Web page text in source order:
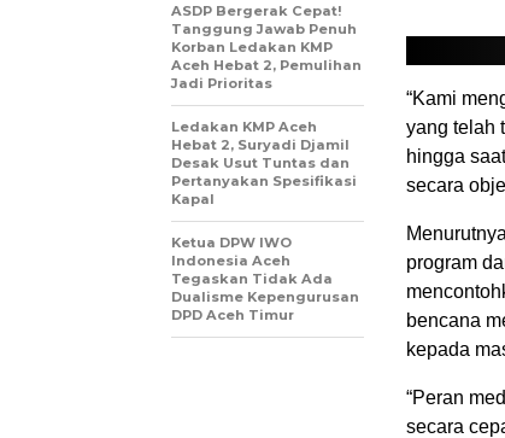
“Kami
yang telah
hingga
secara
program
bencana
kepada
“Peran
secara
ASDP Bergerak Cepat!
Tanggung Jawab Penuh
Korban Ledakan KMP
Aceh Hebat 2, Pemulihan
Jadi Prioritas
Ledakan KMP Aceh
Hebat 2, Suryadi Djamil
Desak Usut Tuntas dan
Pertanyakan Spesifikasi
Kapal
Ketua DPW IWO
Indonesia Aceh
Tegaskan Tidak Ada
Dualisme Kepengurusan
DPD Aceh Timur